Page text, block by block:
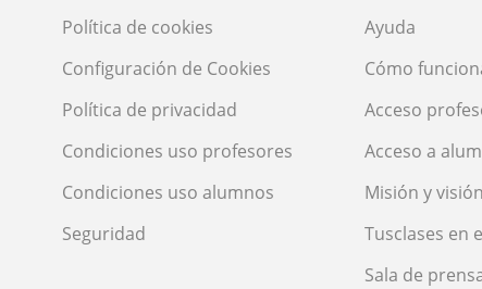
Política de cookies
Configuración de Cookies
Política de privacidad
Condiciones uso profesores
Condiciones uso alumnos
Seguridad
Ayuda
Cómo
Acceso
Acceso a
Misión y visión
Tusclases en
Sala de